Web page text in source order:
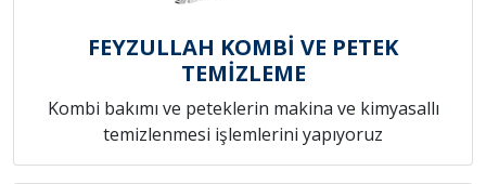
FEYZULLAH KOMBİ VE PETEK
TEMİZLEME
Kombi bakımı ve peteklerin makina ve kimyasallı
temizlenmesi işlemlerini yapıyoruz